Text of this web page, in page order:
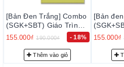
Đội ngũ tư vấn viên của chúng tôi
bán hàng cho quý khách những
nhu cầu… nhằm giảm thiểu tối đa
3. Cam kết về phục vụ sau bán
– Giao hàng nhanh và đúng thời
서
[Bản đen trắng] Combo
(SGK+SBT) Giáo Trình
Tiếng Hàn Seoul 2A - 서
울대 한국어 2A
155.000₫ 190.000₫ - 18%
Thêm vào giỏ
[Bản
울